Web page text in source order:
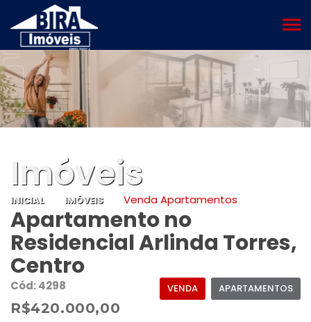
Imóveis
INICIAL IMÓVEIS Venda Apartamentos
Apartamento no
Residencial Arlinda Torres,
Centro
VENDA APARTAMENTOS
Cód: 4298
R$420.000,00